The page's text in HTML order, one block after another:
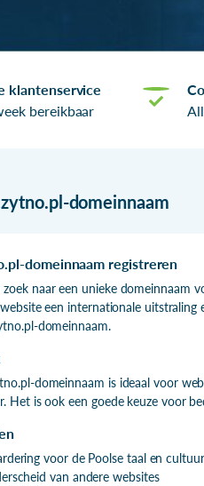
klantenservice
bereikbaar
domeinnaam
domeinnaam registreren
zoek naar een unieke domeinnaam
een internationale uitstraling
domeinnaam.
domeinnaam is ideaal voor
Het is ook een goede keuze voor
voor de Poolse taal en cultuur
van andere websites